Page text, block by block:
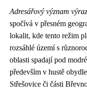
Adresářový význam
spočívá v přesném
lokalit, kde tento režim
rozsáhlé území s
oblasti spadají pod
především v hustě
Střešovice či části